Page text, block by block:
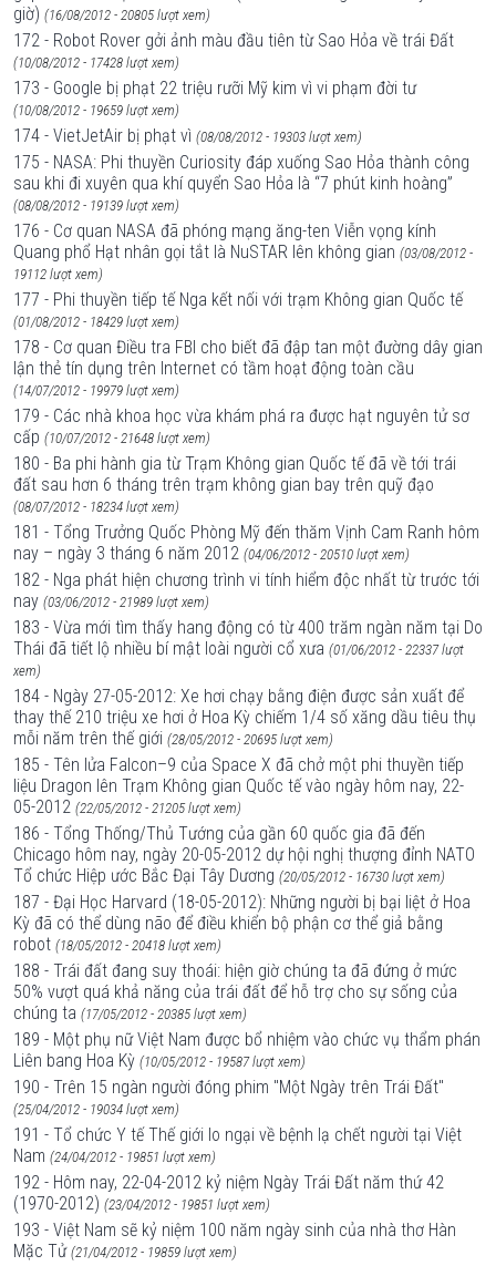
giờ) (16/08/2012 - 20805 lượt xem)
172 - Robot Rover gởi ảnh màu đầu tiên từ Sao Hỏa về trái Đất
(10/08/2012 - 17428 lượt xem)
173 - Google bị phạt 22 triệu rưỡi Mỹ kim vì vi phạm đời tư
(10/08/2012 - 19659 lượt xem)
174 - VietJetAir bị phạt vì (08/08/2012 - 19303 lượt xem)
175 - NASA: Phi thuyền Curiosity đáp xuống Sao Hỏa thành công
sau khi đi xuyên qua khí quyển Sao Hỏa là “7 phút kinh hoàng”
(08/08/2012 - 19139 lượt xem)
176 - Cơ quan NASA đã phóng mạng ăng-ten Viễn vọng kính
Quang phổ Hạt nhân gọi tắt là NuSTAR lên không gian (03/08/2012 -
19112 lượt xem)
177 - Phi thuyền tiếp tế Nga kết nối với trạm Không gian Quốc tế
(01/08/2012 - 18429 lượt xem)
178 - Cơ quan Điều tra FBI cho biết đã đập tan một đường dây gian
lận thẻ tín dụng trên Internet có tầm hoạt động toàn cầu
(14/07/2012 - 19979 lượt xem)
179 - Các nhà khoa học vừa khám phá ra được hạt nguyên tử sơ
cấp (10/07/2012 - 21648 lượt xem)
180 - Ba phi hành gia từ Trạm Không gian Quốc tế đã về tới trái
đất sau hơn 6 tháng trên trạm không gian bay trên quỹ đạo
(08/07/2012 - 18234 lượt xem)
181 - Tổng Trưởng Quốc Phòng Mỹ đến thăm Vịnh Cam Ranh hôm
nay – ngày 3 tháng 6 năm 2012 (04/06/2012 - 20510 lượt xem)
182 - Nga phát hiện chương trình vi tính hiểm độc nhất từ trước tới
nay (03/06/2012 - 21989 lượt xem)
183 - Vừa mới tìm thấy hang động có từ 400 trăm ngàn năm tại Do
Thái đã tiết lộ nhiều bí mật loài người cổ xưa (01/06/2012 - 22337 lượt
xem)
184 - Ngày 27-05-2012: Xe hơi chạy bằng điện được sản xuất để
thay thế 210 triệu xe hơi ở Hoa Kỳ chiếm 1/4 số xăng dầu tiêu thụ
mỗi năm trên thế giới (28/05/2012 - 20695 lượt xem)
185 - Tên lửa Falcon–9 của Space X đã chở một phi thuyền tiếp
liệu Dragon lên Trạm Không gian Quốc tế vào ngày hôm nay, 22-
05-2012 (22/05/2012 - 21205 lượt xem)
186 - Tổng Thống/Thủ Tướng của gần 60 quốc gia đã đến
Chicago hôm nay, ngày 20-05-2012 dự hội nghị thượng đỉnh NATO
Tổ chức Hiệp ước Bắc Đại Tây Dương (20/05/2012 - 16730 lượt xem)
187 - Đại Học Harvard (18-05-2012): Những người bị bại liệt ở Hoa
Kỳ đã có thể dùng não để điều khiển bộ phận cơ thể giả bằng
robot (18/05/2012 - 20418 lượt xem)
188 - Trái đất đang suy thoái: hiện giờ chúng ta đã đứng ở mức
50% vượt quá khả năng của trái đất để hỗ trợ cho sự sống của
chúng ta (17/05/2012 - 20385 lượt xem)
189 - Một phụ nữ Việt Nam được bổ nhiệm vào chức vụ thẩm phán
Liên bang Hoa Kỳ (10/05/2012 - 19587 lượt xem)
190 - Trên 15 ngàn người đóng phim "Một Ngày trên Trái Đất"
(25/04/2012 - 19034 lượt xem)
191 - Tổ chức Y tế Thế giới lo ngại về bệnh lạ chết người tại Việt
Nam (24/04/2012 - 19851 lượt xem)
192 - Hôm nay, 22-04-2012 kỷ niệm Ngày Trái Đất năm thứ 42
(1970-2012) (23/04/2012 - 19851 lượt xem)
193 - Việt Nam sẽ kỷ niệm 100 năm ngày sinh của nhà thơ Hàn
Mặc Tử (21/04/2012 - 19859 lượt xem)